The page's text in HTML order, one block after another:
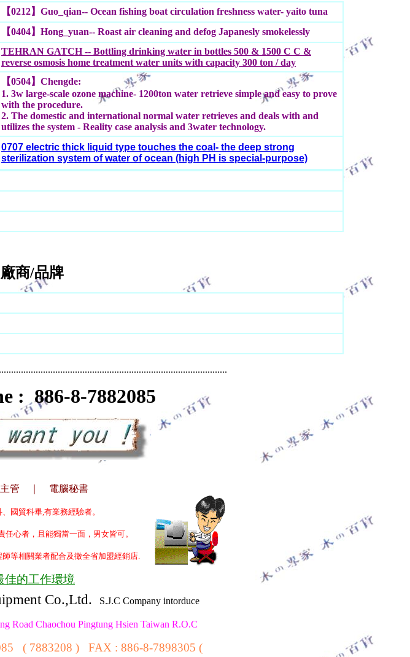
【0212】Guo_qian-- Ocean fishing boat circulation freshness water- yaito tuna
【0404】Hong_yuan-- Roast air cleaning and defog Japanesly smokelessly
TEHRAN GATCH -- Bottling drinking water in bottles 500 & 1500 C C &
reverse osmosis home treatment water units with capacity 300 ton / day
【0504】Chengde:
1. 3w large-scale ozone machine- 1200ton water retrieve simple and easy to prove
with the procedure.
2. The domestic and international normal water retrieves and deals with and
utilizes the system - Reality case analysis and 3water technology.
0707 electric thick liquid type touches the coal- the deep strong
sterilization system of water of ocean (high PH is special-purpose)
商/品牌
: 886-8-7882085
主管 ｜ 電腦秘書
國貿科畢,有業務經驗者。
心者，且能獨當一面，男女皆可。
等相關業者配合及徵全省加盟經銷店.
佳的工作環境
Co.,Ltd. S.J.C Company intorduce
Road Chaochou Pingtung Hsien Taiwan R.O.C
( 7883208 ) FAX : 886-8-7898305 (